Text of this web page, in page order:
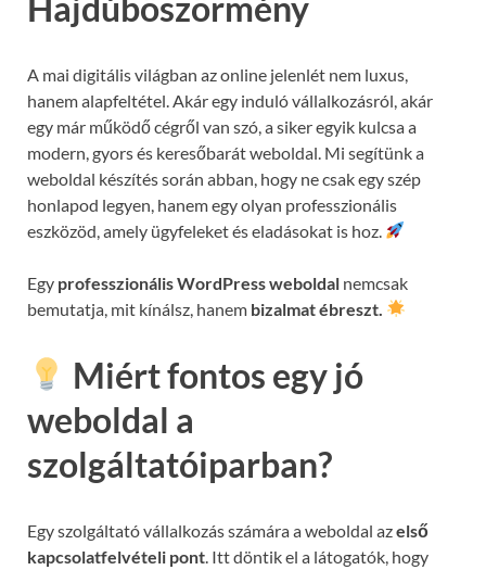
A mai digitális világban az online jelenlét nem luxus,
hanem alapfeltétel. Akár egy induló vállalkozásról, akár
egy már működő cégről van szó, a siker egyik kulcsa a
modern, gyors és keresőbarát weboldal. Mi segítünk a
weboldal készítés során abban, hogy ne csak egy szép
honlapod legyen, hanem egy olyan professzionális
eszközöd, amely ügyfeleket és eladásokat is hoz.
Egy professzionális WordPress weboldal nemcsak
bemutatja, mit kínálsz, hanem bizalmat ébreszt.
Miért fontos egy jó
weboldal a
szolgáltatóiparban?
Egy szolgáltató vállalkozás számára a weboldal azelső
kapcsolatfelvételi pont. Itt döntik el a látogatók, hogy